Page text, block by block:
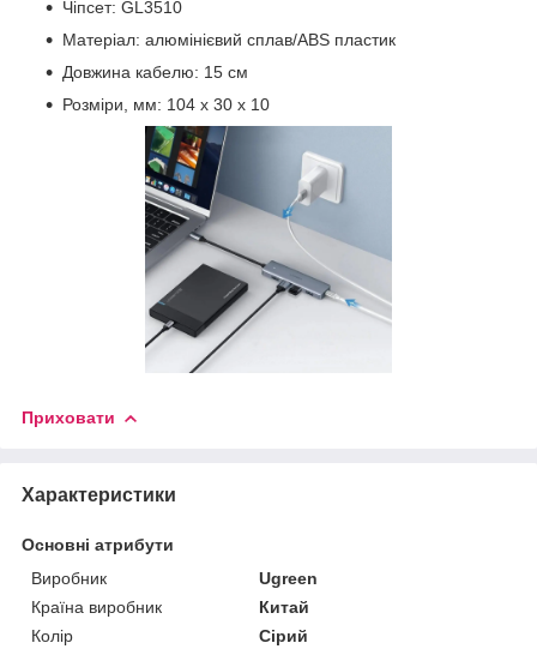
Чіпсет: GL3510
Матеріал: алюмінієвий сплав/ABS пластик
Довжина кабелю: 15 см
Розміри, мм: 104 х 30 х 10
Приховати
Характеристики
Основні атрибути
Виробник
Ugreen
Країна виробник
Китай
Колір
Сірий